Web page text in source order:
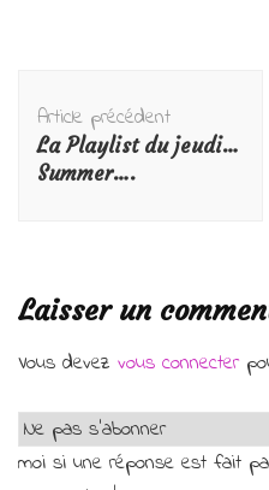
d'article
Article précédent
La Playlist du jeudi…
Summer….
Laisser un
Vous devez vous connecter
moi si une réponse est fait